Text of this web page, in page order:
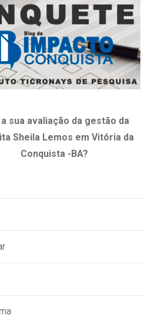
a sua avaliação da gestão da
Sheila Lemos em Vitória da
Conquista -BA?